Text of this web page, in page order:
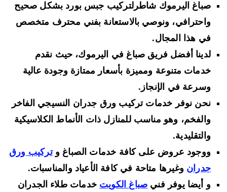
صباغ اليرموك شاطرلتركيب جبس بورد بشكل صحيح
واحترافي، ونوصي بالاستعانة بفني محترف متخصص
في هذا المجال.
لدينا أفضل فريق صباغ في اليرموك، حيث نقدم
خدمات متنوعة ومميزة بأسعار ممتازة وجودة عالية
وسرعة في الإنجاز.
نحن نوفر خدمات تركيب ورق جدران النسيجي الفاخر
والفخم، وهو مناسب للمنازل ذات الأنماط الكلاسيكية
والتقليدية.
ووجود عروض على كافة خدمات الصباغ وتركيب ورق
جدرانوغيرها متاحة في كافة الأعياد والمناسبات.
و أيضا يوفر فنيصباغ الكويتخدمات طلاء الجدران